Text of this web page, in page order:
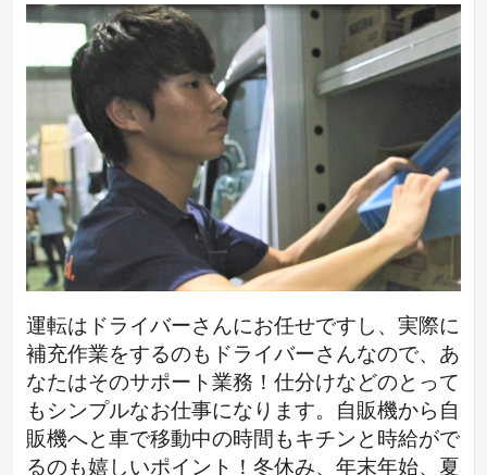
運転はドライバーさんにお任せですし、実際に
補充作業をするのもドライバーさんなので、あ
なたはそのサポート業務！仕分けなどのとって
もシンプルなお仕事になります。自販機から自
販機へと車で移動中の時間もキチンと時給がで
るのも嬉しいポイント！冬休み、年末年始、夏